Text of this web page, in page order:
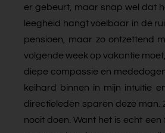
er gebeurt, maar snap wel dat
leegheid hangt voelbaar in de
pensioen, maar zo ontzettend
volgende week op vakantie
diepe compassie en
keihard binnen in mijn intuïtie
directieleden sparen deze man.
nooit doen. Want het is echt